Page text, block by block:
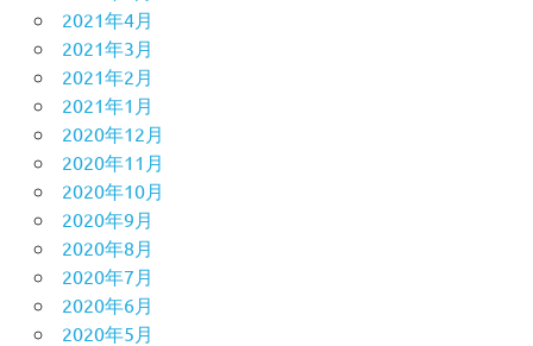
2021年4月
2021年3月
2021年2月
2021年1月
2020年12月
2020年11月
2020年10月
2020年9月
2020年8月
2020年7月
2020年6月
2020年5月